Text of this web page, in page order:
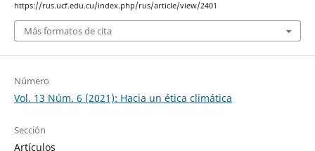
https://rus.ucf.edu.cu/index.php/rus/article/view/2401
Más formatos de cita
Número
Vol. 13 Núm. 6 (2021): Hacia un ética climática
Sección
Artículos